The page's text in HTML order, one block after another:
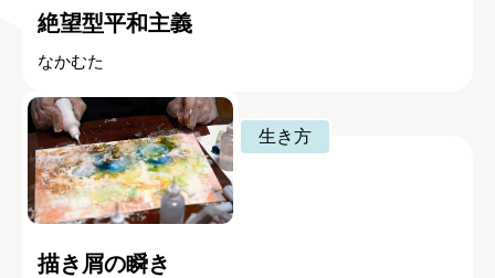
絶望型平和主義
なかむた
生き方
描き屑の瞬き